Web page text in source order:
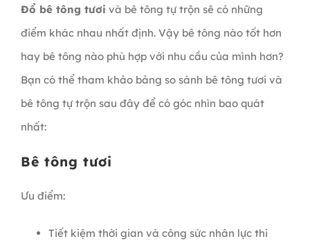
Đổ bê tông tươi và bê tông tự trộn sẽ có những
điểm khác nhau nhất định. Vậy bê tông nào tốt hơn
hay bê tông nào phù hợp với nhu cầu của mình hơn?
Bạn có thể tham khảo bảng so sánh bê tông tươi và
bê tông tự trộn sau đây để có góc nhìn bao quát
nhất:
Bê tông tươi
Ưu điểm:
Tiết kiệm thời gian và công sức nhân lực thi